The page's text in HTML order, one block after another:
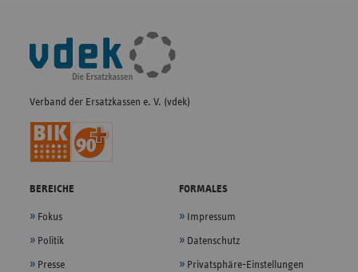
Fußleisten-
Navigation
Verband der Ersatzkassen e. V. (vdek)
BEREICHE
Fokus
Politik
Presse
FORMALES
Impressum
Datenschutz
Privatsphäre-Einstellungen